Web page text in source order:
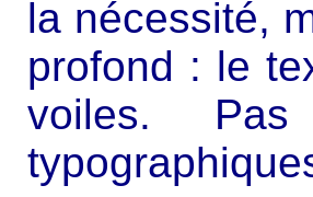
la nécessité,
profond : le
voiles. Pas